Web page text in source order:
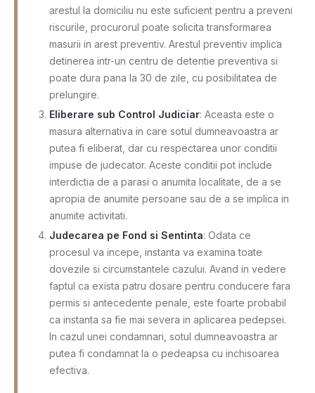
arestul la domiciliu nu este suficient pentru a preveni
riscurile, procurorul poate solicita transformarea
masurii in arest preventiv. Arestul preventiv implica
detinerea intr-un centru de detentie preventiva si
poate dura pana la 30 de zile, cu posibilitatea de
prelungire.
Eliberare sub Control Judiciar: Aceasta este o
masura alternativa in care sotul dumneavoastra ar
putea fi eliberat, dar cu respectarea unor conditii
impuse de judecator. Aceste conditii pot include
interdictia de a parasi o anumita localitate, de a se
apropia de anumite persoane sau de a se implica in
anumite activitati.
Judecarea pe Fond si Sentinta: Odata ce
procesul va incepe, instanta va examina toate
dovezile si circumstantele cazului. Avand in vedere
faptul ca exista patru dosare pentru conducere fara
permis si antecedente penale, este foarte probabil
ca instanta sa fie mai severa in aplicarea pedepsei.
In cazul unei condamnari, sotul dumneavoastra ar
putea fi condamnat la o pedeapsa cu inchisoarea
efectiva.